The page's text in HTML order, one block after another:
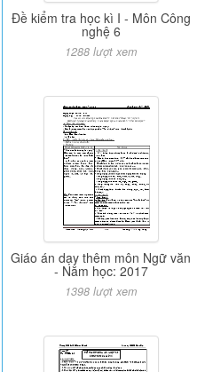
Đề kiểm tra học kì I - Môn Công
nghệ 6
1288 lượt xem
Giáo án dạy thêm môn Ngữ văn
- Năm học: 2017
1398 lượt xem